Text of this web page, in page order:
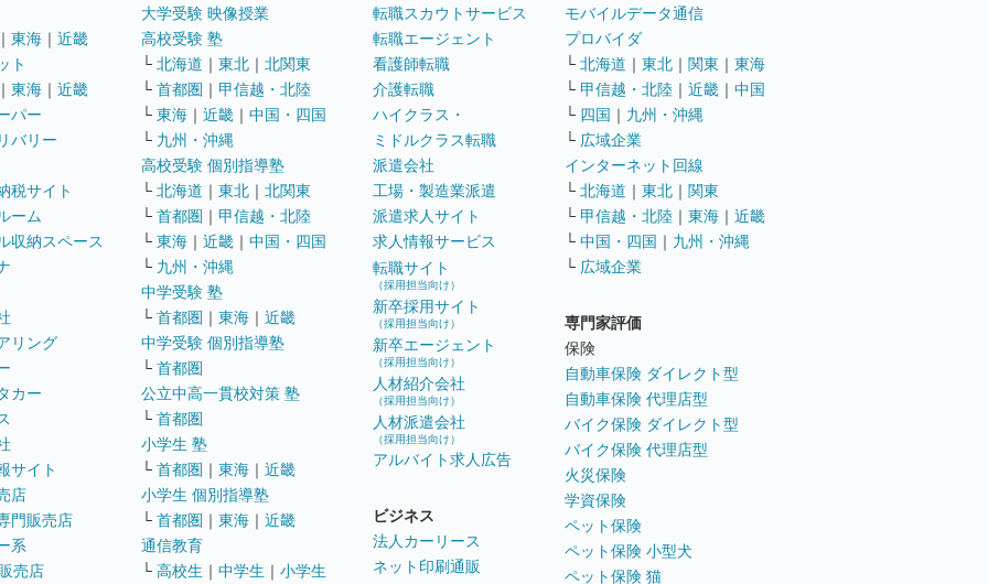
東海 ｜ 近畿
ト
東海 ｜ 近畿
パー
バリー
税サイト
ーム
収納スペース
リング
カー
サイト
店
門販売店
系
売店
大学受験 映像授業
高校受験 塾
└ 北海道 ｜ 東北 ｜ 北関東
└ 首都圏 ｜ 甲信越・北陸
└ 東海 ｜ 近畿 ｜ 中国・四国
└ 九州・沖縄
高校受験 個別指導塾
└ 北海道 ｜ 東北 ｜ 北関東
└ 首都圏 ｜ 甲信越・北陸
└ 東海 ｜ 近畿 ｜ 中国・四国
└ 九州・沖縄
中学受験 塾
└ 首都圏 ｜ 東海 ｜ 近畿
中学受験 個別指導塾
└ 首都圏
公立中高一貫校対策 塾
└ 首都圏
小学生 塾
└ 首都圏 ｜ 東海 ｜ 近畿
小学生 個別指導塾
└ 首都圏 ｜ 東海 ｜ 近畿
通信教育
└ 高校生 ｜ 中学生 ｜ 小学生
転職スカウトサービス
転職エージェント
看護師転職
介護転職
ハイクラス・
ミドルクラス転職
派遣会社
工場・製造業派遣
派遣求人サイト
求人情報サービス
転職サイト
（採用担当向け）
新卒採用サイト
（採用担当向け）
新卒エージェント
（採用担当向け）
人材紹介会社
（採用担当向け）
人材派遣会社
（採用担当向け）
アルバイト求人広告
ビジネス
法人カーリース
ネット印刷通販
モバイルデータ通信
プロバイダ
└ 北海道 ｜ 東北 ｜ 関東 ｜ 東海
└ 甲信越・北陸 ｜ 近畿 ｜ 中国
└ 四国 ｜ 九州・沖縄
└ 広域企業
インターネット回線
└ 北海道 ｜ 東北 ｜ 関東
└ 甲信越・北陸 ｜ 東海 ｜ 近畿
└ 中国・四国 ｜ 九州・沖縄
└ 広域企業
専門家評価
保険
自動車保険 ダイレクト型
自動車保険 代理店型
バイク保険 ダイレクト型
バイク保険 代理店型
火災保険
学資保険
ペット保険
ペット保険 小型犬
ペット保険 猫